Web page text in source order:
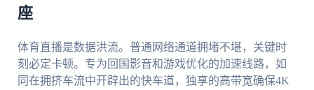
座
体育直播是数据洪流。普通网络通道拥堵不堪，关键时
刻必定卡顿。专为回国影音和游戏优化的加速线路，如
同在拥挤车流中开辟出的快车道，独享的高带宽确保4K